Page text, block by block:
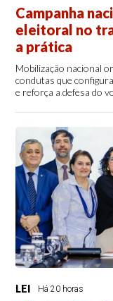
Campanha
eleitoral no
a prática
Mobilização nacional
condutas que
e reforça a defesa do
LEI Há 20 horas